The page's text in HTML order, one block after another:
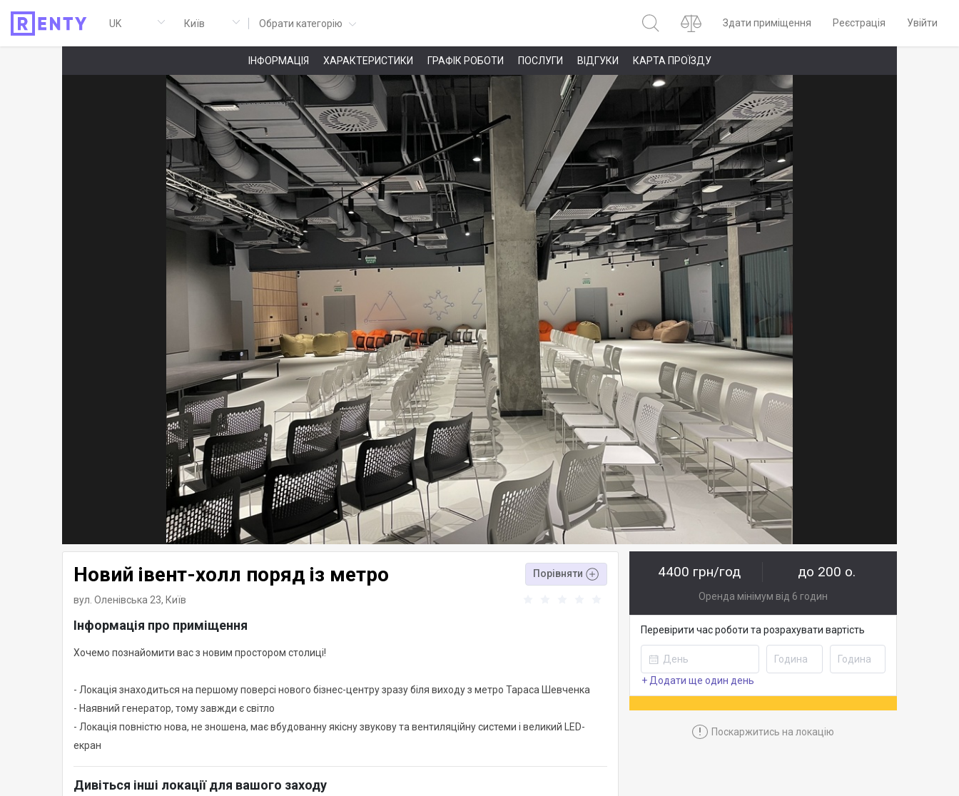
Обрати категорію Здати приміщення Реєстрація Увійти
ІНФОРМАЦІЯ ХАРАКТЕРИСТИКИ ГРАФІК РОБОТИ ПОСЛУГИ ВІДГУКИ КАРТА ПРОЇЗДУ
Новий івент-холл поряд із метро Порівняти
вул. Оленівська 23, Київ
Інформація про приміщення
Хочемо познайомити вас з новим простором столиці!
- Локація знаходиться на першому поверсі нового бізнес-центру зразу біля виходу з метро Тараса Шевченка
- Наявний генератор, тому завжди є світло
- Локація повністю нова, не зношена, має вбудованну якісну звукову та вентиляційну системи і великий LED-
екран
Дивіться інші локації для вашого заходу
4400 грн/год до 200 о.
Оренда мінімум від 6 годин
Перевірити час роботи та розрахувати вартість
+ Додати ще один день
! Поскаржитись на локацію